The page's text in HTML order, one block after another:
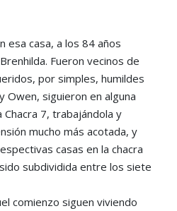
esa casa, a los 84 años
Fueron vecinos de
por simples, humildes
Owen, siguieron en alguna
7, trabajándola y
mucho más acotada, y
casas en la chacra
subdividida entre los siete
comienzo siguen viviendo